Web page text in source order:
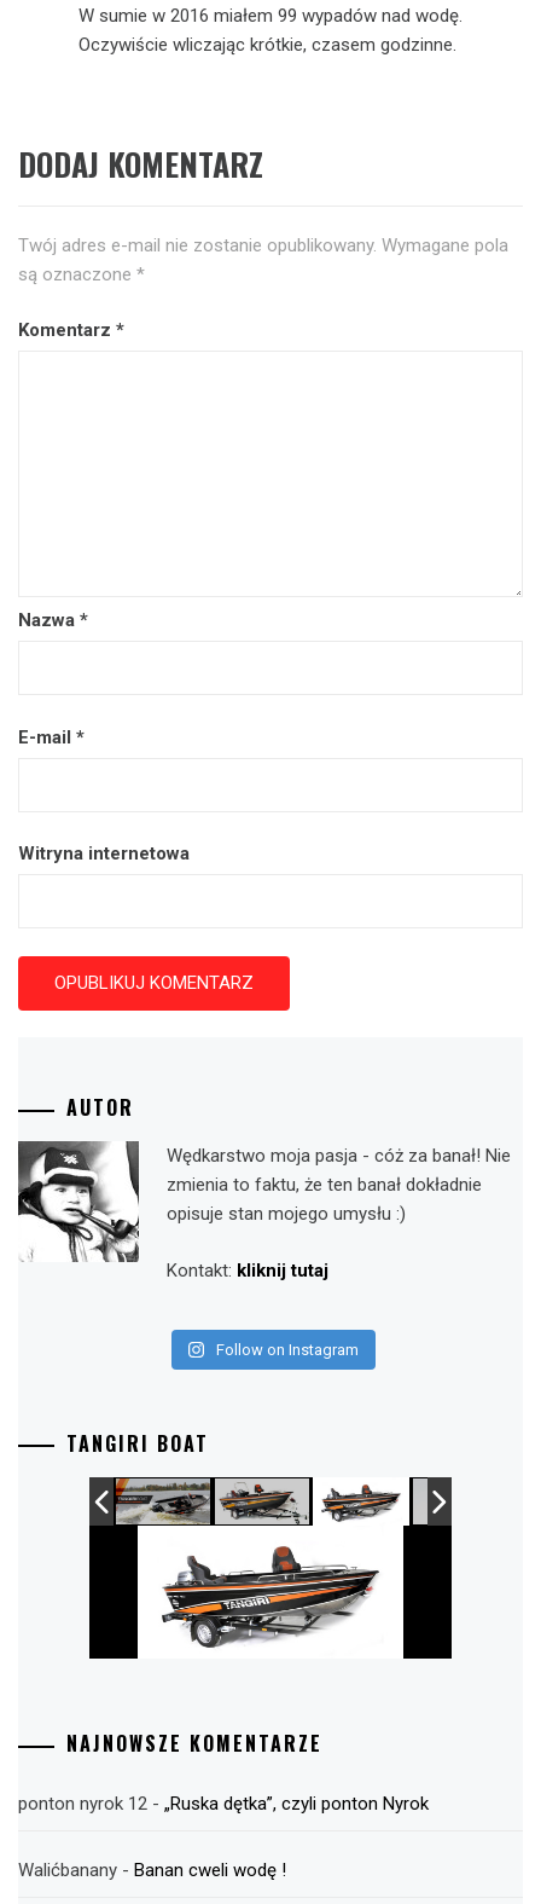
W sumie w 2016 miałem 99 wypadów nad wodę.
Oczywiście wliczając krótkie, czasem godzinne.
DODAJ KOMENTARZ
Twój adres e-mail nie zostanie opublikowany. Wymagane pola
są oznaczone *
Komentarz *
Nazwa *
E-mail *
Witryna internetowa
AUTOR
Wędkarstwo moja pasja - cóż za banał! Nie
zmienia to faktu, że ten banał dokładnie
opisuje stan mojego umysłu :)
Kontakt: kliknij tutaj
Follow on Instagram
TANGIRI BOAT
NAJNOWSZE KOMENTARZE
ponton nyrok 12 - „Ruska dętka”, czyli ponton Nyrok
Walićbanany - Banan cweli wodę !